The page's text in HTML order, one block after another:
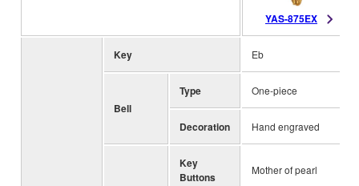
YAS-875EX
Key Eb
Bell
Type One-piece
Decoration Hand engraved
Key
Buttons
Mother of pearl